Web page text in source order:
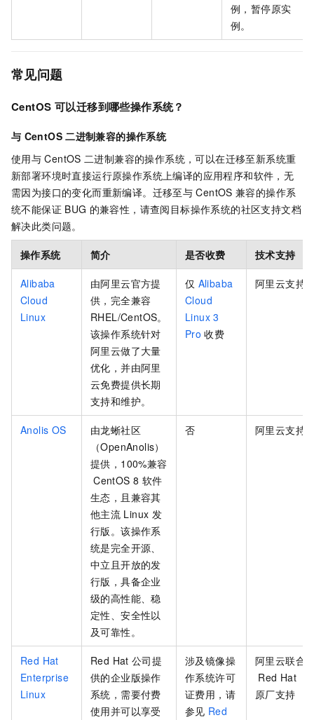
例，暂停原实
例。
常见问题
CentOS 可以迁移到哪些操作系统？
与 CentOS 二进制兼容的操作系统
使用与 CentOS 二进制兼容的操作系统，可以在迁移至新系统重
新部署环境时直接运行原操作系统上编译的应用程序和软件，无
需因为接口的变化而重新编译。迁移至与 CentOS 兼容的操作系
统不能保证 BUG 的兼容性，请查阅目标操作系统的社区支持文档
解决此类问题。
操作系统 简介 是否收费 技术支持
Alibaba
Cloud
Linux
由阿里云官方提
供，完全兼容
RHEL/CentOS。
该操作系统针对
阿里云做了大量
优化，并由阿里
云免费提供长期
支持和维护。
仅 Alibaba
Cloud
Linux 3
Pro 收费
阿里云支持
Anolis OS
由龙蜥社区
（OpenAnolis）
提供，100%兼容
CentOS 8 软件
生态，且兼容其
他主流 Linux 发
行版。该操作系
统是完全开源、
中立且开放的发
行版，具备企业
级的高性能、稳
定性、安全性以
及可靠性。
否 阿里云支持
Red Hat
Enterprise
Linux
Red Hat 公司提
供的企业版操作
系统，需要付费
使用并可以享受
涉及镜像操
作系统许可
证费用，请
参见 Red
阿里云联合
Red Hat
原厂支持